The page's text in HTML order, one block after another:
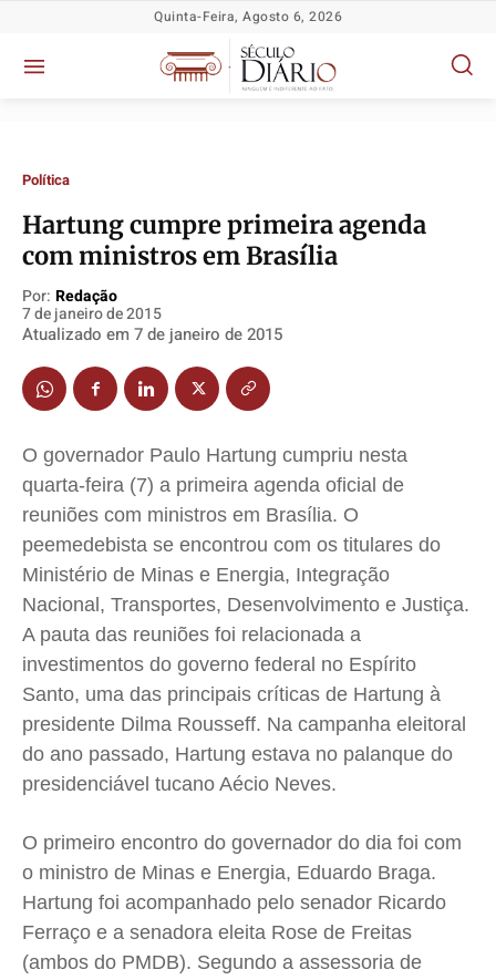
Política
Socioeconômicas
TV Século
Educação
Meio Ambiente
Saúde
Economia
Cultura
Colunas
Caetano Roque
Gustavo Bastos
Jr Mignone (in memorian)
Publicidade Legal
Anuncie
Política
Socioeconômicas
TV Século
Educação
Meio Ambiente
Saúde
Economia
Cultura
Colunas
Caetano Roque
Gustavo Bastos
Jr Mignone (in memorian)
Publicidade Legal
Anuncie
Política
Socioeconômicas
TV Século
Educação
Meio Ambiente
Saúde
Economia
Cultura
Colunas
Caetano Roque
Gustavo Bastos
Jr Mignone (in memorian)
Publicidade Legal
Anuncie
Política
Socioeconômicas
TV Século
Educação
Meio Ambiente
Saúde
Economia
Cultura
Colunas
Caetano Roque
Gustavo Bastos
Jr Mignone (in memorian)
Publicidade Legal
Anuncie
Quinta-Feira, Agosto 6, 2026
Política
Hartung cumpre primeira agenda
com ministros em Brasília
Por: Redação
7 de janeiro de 2015
Atualizado em 7 de janeiro de 2015
O governador Paulo Hartung cumpriu nesta
quarta-feira (7) a primeira agenda oficial de
reuniões com ministros em Brasília. O
peemedebista se encontrou com os titulares do
Ministério de Minas e Energia, Integração
Nacional, Transportes, Desenvolvimento e Justiça.
A pauta das reuniões foi relacionada a
investimentos do governo federal no Espírito
Santo, uma das principais críticas de Hartung à
presidente Dilma Rousseff. Na campanha eleitoral
do ano passado, Hartung estava no palanque do
presidenciável tucano Aécio Neves.
O primeiro encontro do governador do dia foi com
o ministro de Minas e Energia, Eduardo Braga.
Hartung foi acompanhado pelo senador Ricardo
Ferraço e a senadora eleita Rose de Freitas
(ambos do PMDB). Segundo a assessoria de